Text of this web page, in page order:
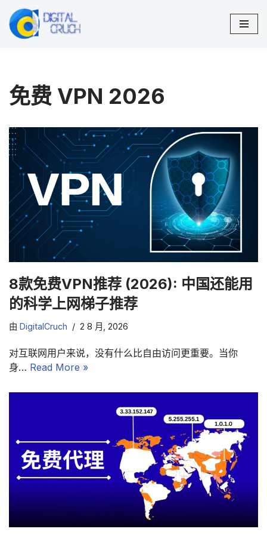
跳
免费 VPN 2026
8款免费VPN推荐 (2026): 中国还能用
的科学上网梯子推荐
由 DigitalCruch 2 8 月, 2026
对互联网用户来说，没有什么比自由访问更重要。当你
身… Read More »